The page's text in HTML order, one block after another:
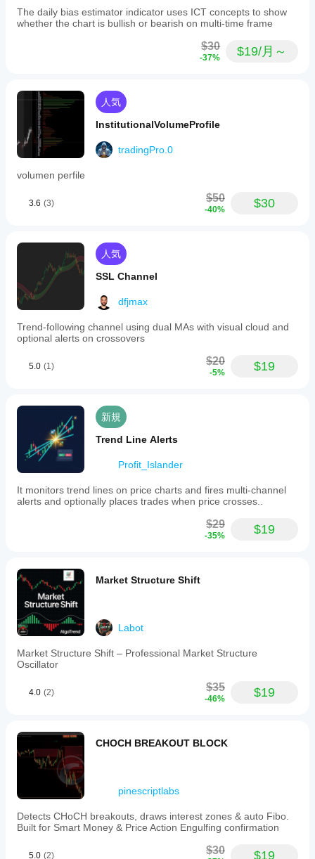
The daily bias estimator indicator uses ICT concepts to show
whether the chart is bullish or bearish on multi-time frame
$30
-37% $19/月～
人気
InstitutionalVolumeProfile
tradingPro.0
volumen perfile
3.6 (3) $50
-40% $30
人気
SSL Channel
dfjmax
Trend-following channel using dual MAs with visual cloud and
optional alerts on crossovers
5.0 (1) $20
-5% $19
新規
Trend Line Alerts
Profit_Islander
It monitors trend lines on price charts and fires multi-channel
alerts and optionally places trades when price crosses..
$29
-35% $19
Market Structure Shift
Labot
Market Structure Shift – Professional Market Structure
Oscillator
4.0 (2) $35
-46% $19
CHOCH BREAKOUT BLOCK
pinescriptlabs
Detects CHoCH breakouts, draws interest zones & auto Fibo.
Built for Smart Money & Price Action Engulfing confirmation
5.0 (2) $30 $19